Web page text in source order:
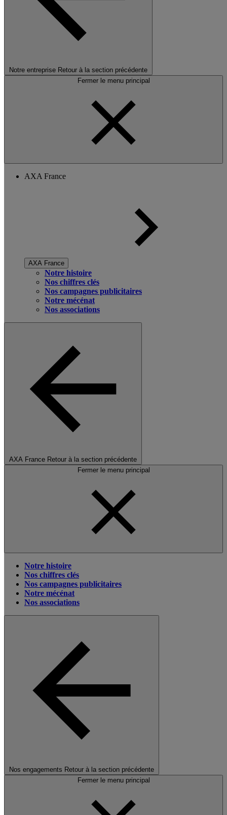
Notre entreprise Retour à la section précédente
Fermer le menu principal
AXA France
AXA France
Notre histoire
Nos chiffres clés
Nos campagnes publicitaires
Notre mécénat
Nos associations
AXA France Retour à la section précédente
Fermer le menu principal
Notre histoire
Nos chiffres clés
Nos campagnes publicitaires
Notre mécénat
Nos associations
Nos engagements Retour à la section précédente
Fermer le menu principal